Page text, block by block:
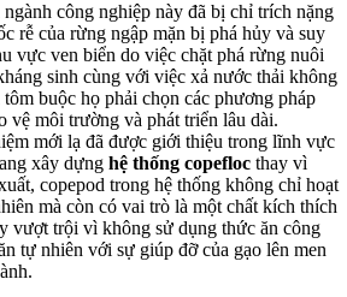
công nghiệp này đã bị chỉ trích nặng
rễ của rừng ngập mặn bị phá hủy và suy
vực ven biển do việc chặt phá rừng nuôi
sinh cùng với việc xả nước thải không
buộc họ phải chọn các phương pháp
vệ môi trường và phát triển lâu dài.
mới lạ đã được giới thiệu trong lĩnh vực
xây dựng hệ thống copefloc thay vì
copepod trong hệ thống không chỉ hoạt
mà còn có vai trò là một chất kích thích
vượt trội vì không sử dụng thức ăn công
tự nhiên với sự giúp đỡ của gạo lên men